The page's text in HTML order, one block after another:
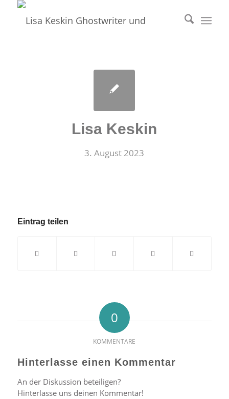
Lisa Keskin
3. August 2023
Eintrag teilen
0
KOMMENTARE
Hinterlasse einen Kommentar
An der Diskussion beteiligen?
Hinterlasse uns deinen Kommentar!